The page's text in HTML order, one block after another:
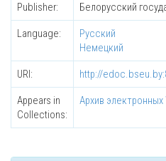
Publisher: Белорусский
Language:
Русский
Немецкий
URI: http://
Appears in
Collections:
Архив